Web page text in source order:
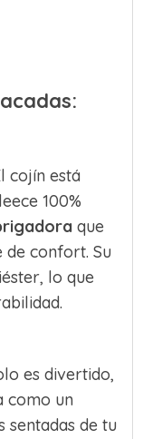
cojín está
100%
que
de confort. Su
lo que
es divertido,
como un
de tu